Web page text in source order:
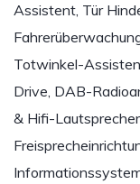
Assistent, Tür
Totwinkel-
Drive, DAB-
& Hifi-